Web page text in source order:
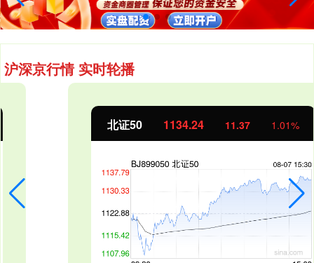
沪深京行情 实时轮播
1134.24 11.37 1.01%